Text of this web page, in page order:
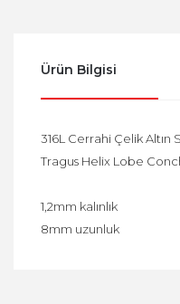
Ürün Bilgisi
316L Cerrahi Çelik Altın
Tragus Helix Lobe
1,2mm kalınlık
8mm uzunluk